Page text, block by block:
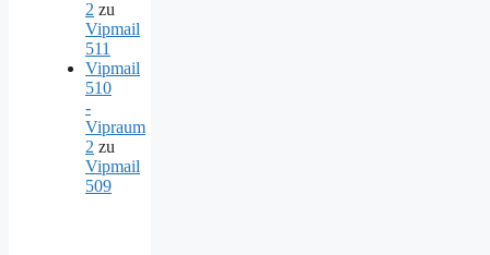
2 zu
Vipmail
511
Vipmail
510
-
Vipraum
2 zu
Vipmail
509